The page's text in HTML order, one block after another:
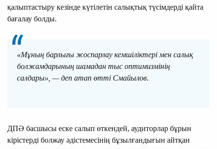
қалыптастыру кезінде күтілетін салықтық түсімдерді қайта
бағалау болды.
«Мұның барлығы жоспарлау кемшіліктері мен салық
болжамдарының шамадан тыс оптимизмінің
салдары», — деп атап өтті Смайылов.
ДПӘ басшысы еске салып өткендей, аудиторлар бұрын
кірістерді болжау әдістемесінің бұзылғандығын айтқан